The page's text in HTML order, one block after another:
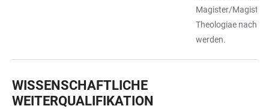
Magister/Magistra
Theologiae
werden.
WISSENSCHAFTLICHE
WEITERQUALIFIKATION